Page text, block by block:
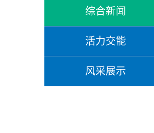
综合新闻
活力交能
风采展示